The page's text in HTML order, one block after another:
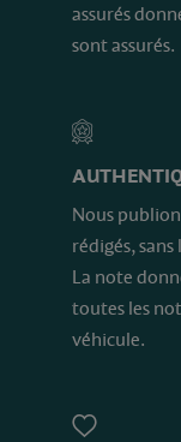
assurés
sont assurés.
Nous
rédigés,
La note
toutes les
véhicule.